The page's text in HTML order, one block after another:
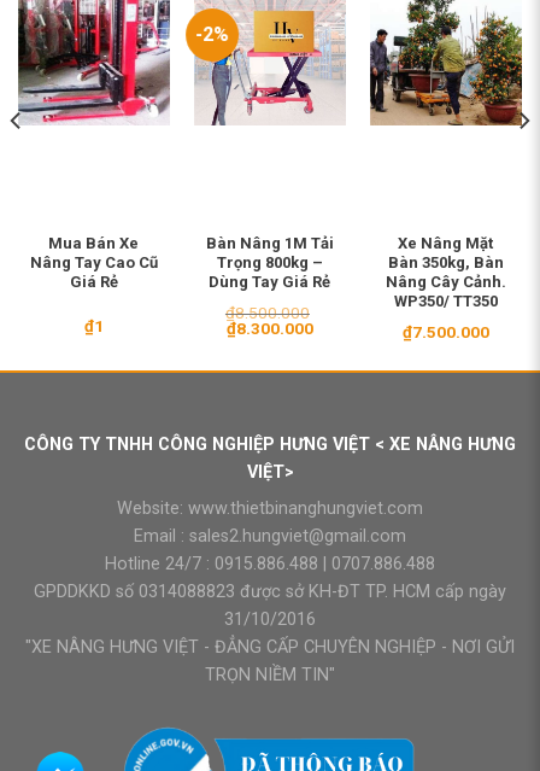
Mua Bán Xe
Nâng Tay Cao Cũ
Giá Rẻ
₫1
-2%
Bàn Nâng 1M Tải
Trọng 800kg –
Dùng Tay Giá Rẻ
₫8.500.000
Giá
gốc
₫8.500.000.
₫8.300.000Giá
là:
Xe Nâng Mặt
Bàn 350kg, Bàn
Nâng Cây Cảnh.
WP350/ TT350
₫7.500.000
CÔNG TY TNHH CÔNG NGHIỆP HƯNG VIỆT < XE NÂNG HƯNG
VIỆT>
Website: www.thietbinanghungviet.com
Email : sales2.hungviet@gmail.com
Hotline 24/7 : 0915.886.488
0707.886.488
GPDDKKD số 0314088823 được sở KH-ĐT TP. HCM cấp ngày
31/10/2016
"XE NÂNG HƯNG VIỆT - ĐẲNG CẤP CHUYÊN NGHIỆP - NƠI GỬI
TRỌN NIỀM TIN"